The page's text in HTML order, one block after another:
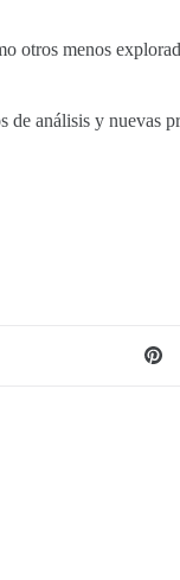
otros menos
análisis y nuevas